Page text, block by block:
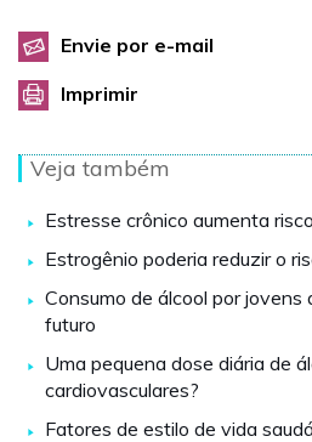
Envie por e-mail
Imprimir
Veja também
Estresse crônico aumenta
Estrogênio poderia reduzir o
Consumo de álcool por jovens
futuro
Uma pequena dose diária de
cardiovasculares?
Fatores de estilo de vida